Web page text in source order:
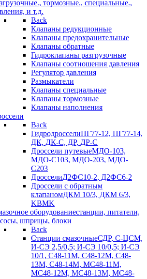
тормозные., специальные.,
и т.д.
Back
Клапаны редукционные
Клапаны предохранительные
Клапаны обратные
Гидроклапаны разгрузочные
Клапаны соотношения давления
Регулятор давления
Размыкатели
Клапаны специальные
Клапаны тормозные
Клапаны наполнения
Back
ГидродросселиПГ77-12, ПГ77-14,
ДК, ДК-С, ДР, ДР-С
Дроссели путевыеМДО-103,
МДО-С103, МДО-203, МДО-
С203
ДросселиД2ФС10-2, Д2ФС6-2
Дроссели с обратным
клапаномДКМ 10/3, ДКМ 6/3,
KBMK
оборудованиестанции, питатели,
шприцы, блоки
Back
Станции смазочныеСДР, С-ЦСМ,
И-СЭ 2,5/0,5; И-СЭ 10/0,5; И-СЭ
10/1, С48-11М, С48-12М, С48-
13М, С48-14М, МС48-11М,
МС48-12М, МС48-13М, МС48-